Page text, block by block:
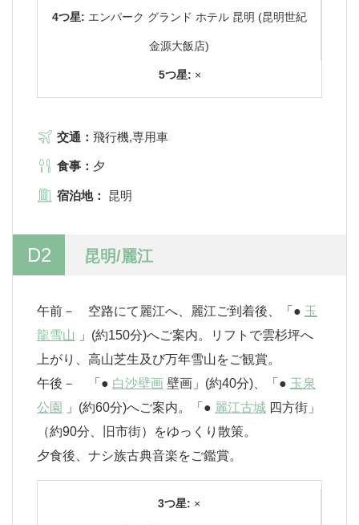
4つ星: エンパーク グランド ホテル 昆明 (昆明世紀
金源大飯店)
5つ星: ×
交通： 飛行機,専用車
食事： 夕
宿泊地： 昆明
D2 昆明/麗江
午前－ 空路にて麗江へ、麗江ご到着後、「● 玉
龍雪山
」(約150分)へご案内。リフトで雲杉坪へ
上がり、高山芝生及び万年雪山をご観賞。
午後－ 「● 白沙壁画 壁画」(約40分)、「● 玉泉
公園
」(約60分)へご案内。「● 麗江古城 四方街」
（約90分、旧市街）をゆっくり散策。
夕食後、ナシ族古典音楽をご鑑賞。
3つ星: ×